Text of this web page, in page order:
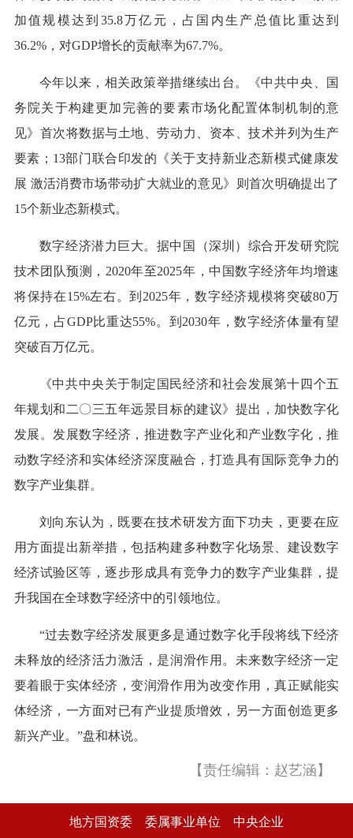
加值规模达到35.8万亿元，占国内生产总值比重达到
36.2%，对GDP增长的贡献率为67.7%。
今年以来，相关政策举措继续出台。《中共中央、国
务院关于构建更加完善的要素市场化配置体制机制的意
见》首次将数据与土地、劳动力、资本、技术并列为生产
要素；13部门联合印发的《关于支持新业态新模式健康发
展 激活消费市场带动扩大就业的意见》则首次明确提出了
15个新业态新模式。
数字经济潜力巨大。据中国（深圳）综合开发研究院
技术团队预测，2020年至2025年，中国数字经济年均增速
将保持在15%左右。到2025年，数字经济规模将突破80万
亿元，占GDP比重达55%。到2030年，数字经济体量有望
突破百万亿元。
《中共中央关于制定国民经济和社会发展第十四个五
年规划和二〇三五年远景目标的建议》提出，加快数字化
发展。发展数字经济，推进数字产业化和产业数字化，推
动数字经济和实体经济深度融合，打造具有国际竞争力的
数字产业集群。
刘向东认为，既要在技术研发方面下功夫，更要在应
用方面提出新举措，包括构建多种数字化场景、建设数字
经济试验区等，逐步形成具有竞争力的数字产业集群，提
升我国在全球数字经济中的引领地位。
“过去数字经济发展更多是通过数字化手段将线下经济
未释放的经济活力激活，是润滑作用。未来数字经济一定
要着眼于实体经济，变润滑作用为改变作用，真正赋能实
体经济，一方面对已有产业提质增效，另一方面创造更多
新兴产业。”盘和林说。
【责任编辑：赵艺涵】
地方国资委 委属事业单位 中央企业